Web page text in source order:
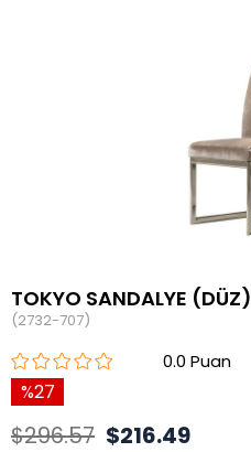
TOKYO SANDALYE (DÜZ)
(2732-707)
0.0
27
$296.57 $216.49